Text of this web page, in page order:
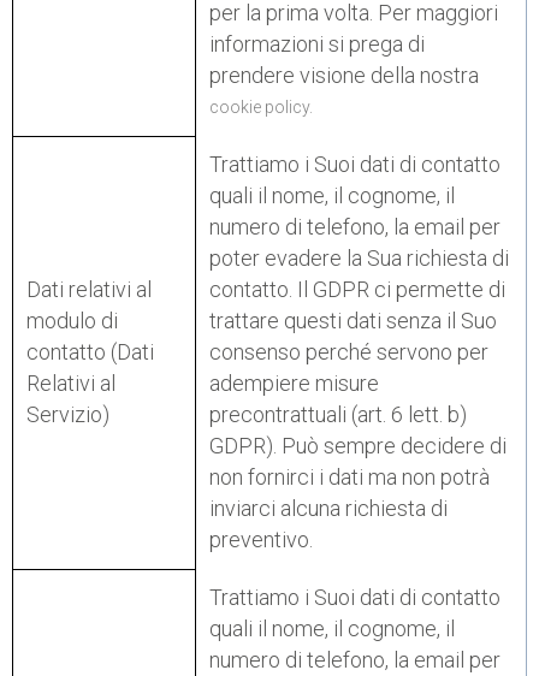
per la prima volta. Per maggiori
informazioni si prega di
prendere visione della nostra
cookie policy.
Dati relativi al
modulo di
contatto (Dati
Relativi al
Servizio)
Trattiamo i Suoi dati di contatto
quali il nome, il cognome, il
numero di telefono, la email per
poter evadere la Sua richiesta di
contatto. Il GDPR ci permette di
trattare questi dati senza il Suo
consenso perché servono per
adempiere misure
precontrattuali (art. 6 lett. b)
GDPR). Può sempre decidere di
non fornirci i dati ma non potrà
inviarci alcuna richiesta di
preventivo.
Trattiamo i Suoi dati di contatto
quali il nome, il cognome, il
numero di telefono, la email per